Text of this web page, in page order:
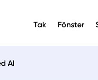
Tak Fönster
AI